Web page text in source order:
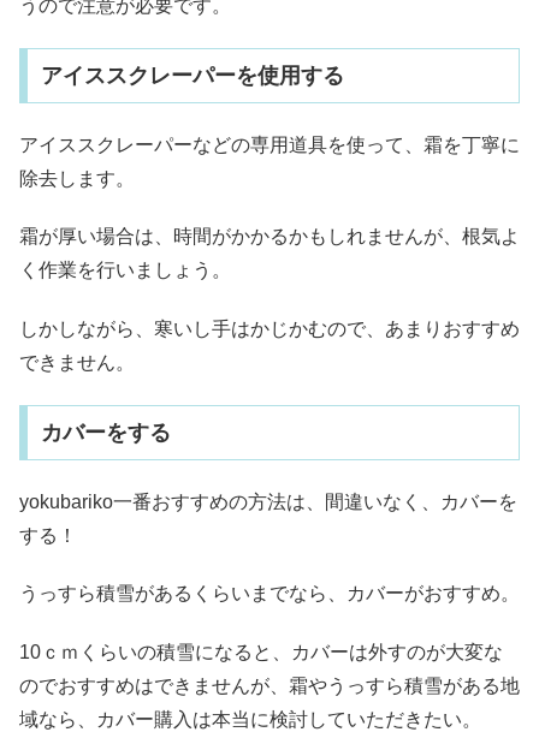
うので注意が必要です。
アイススクレーパーを使用する
アイススクレーパーなどの専用道具を使って、霜を丁寧に
除去します。
霜が厚い場合は、時間がかかるかもしれませんが、根気よ
く作業を行いましょう。
しかしながら、寒いし手はかじかむので、あまりおすすめ
できません。
カバーをする
yokubariko一番おすすめの方法は、間違いなく、カバーを
する！
うっすら積雪があるくらいまでなら、カバーがおすすめ。
10ｃｍくらいの積雪になると、カバーは外すのが大変な
のでおすすめはできませんが、霜やうっすら積雪がある地
域なら、カバー購入は本当に検討していただきたい。